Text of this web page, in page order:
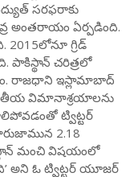
సరఫరాకు
అంతరాయం ఏర్పడింది.
గ్రిడ్
పాకిస్థాన్ చరిత్రలో
రాజధాని ఇస్లామాబాద్
విమానాశ్రయాలను
ట్విట్టర్
2.18
మంచి విషయంలో
అని ఓ ట్విట్టర్ యూజర్